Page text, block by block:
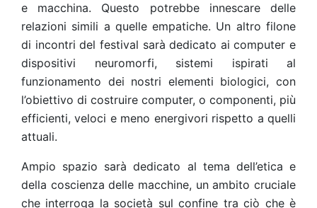
e macchina. Questo potrebbe innescare delle
relazioni simili a quelle empatiche. Un altro filone
di incontri del festival sarà dedicato ai computer e
dispositivi neuromorfi, sistemi ispirati al
funzionamento dei nostri elementi biologici, con
l’obiettivo di costruire computer, o componenti, più
efficienti, veloci e meno energivori rispetto a quelli
attuali.
Ampio spazio sarà dedicato al tema dell’etica e
della coscienza delle macchine, un ambito cruciale
che interroga la società sul confine tra ciò che è